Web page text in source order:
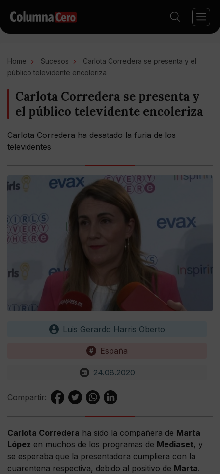
Home Sucesos
Carlota Corredera se presenta y el
público televidente encoleriza
Carlota Corredera se presenta y
el público televidente encoleriza
Carlota Corredera ha desatado la furia de los
televidentes
Luis Gerardo Harris Oberto
España
24.08.2020
Compartir:
Carlota Corredera ha sido la compañera de Marta
López en muchos de los programas de Mediaset, y
se esperaba que la presentadora cumpliera con la
cuarentena respectiva, debido al positivo de Marta.